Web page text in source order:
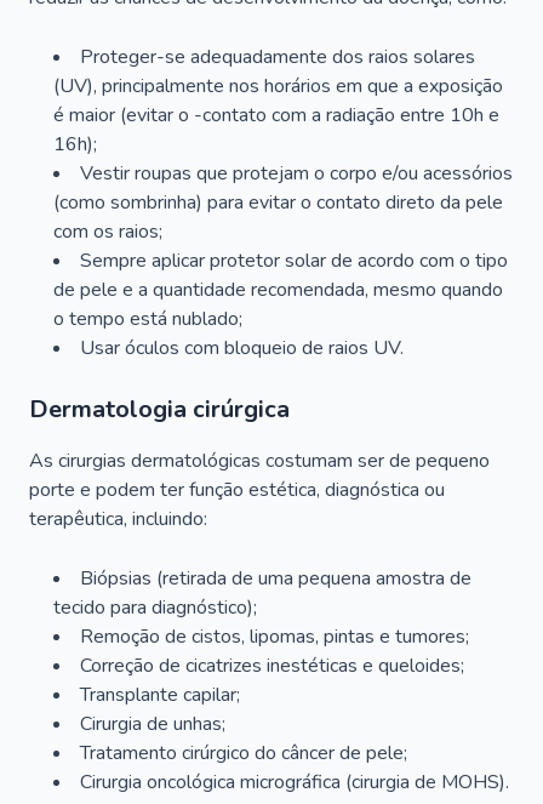
Proteger-se adequadamente dos raios solares
(UV), principalmente nos horários em que a exposição
é maior (evitar o -contato com a radiação entre 10h e
16h);
Vestir roupas que protejam o corpo e/ou acessórios
(como sombrinha) para evitar o contato direto da pele
com os raios;
Sempre aplicar protetor solar de acordo com o tipo
de pele e a quantidade recomendada, mesmo quando
o tempo está nublado;
Usar óculos com bloqueio de raios UV.
Dermatologia cirúrgica
As cirurgias dermatológicas costumam ser de pequeno
porte e podem ter função estética, diagnóstica ou
terapêutica, incluindo:
Biópsias (retirada de uma pequena amostra de
tecido para diagnóstico);
Remoção de cistos, lipomas, pintas e tumores;
Correção de cicatrizes inestéticas e queloides;
Transplante capilar;
Cirurgia de unhas;
Tratamento cirúrgico do câncer de pele;
Cirurgia oncológica micrográfica (cirurgia de MOHS).